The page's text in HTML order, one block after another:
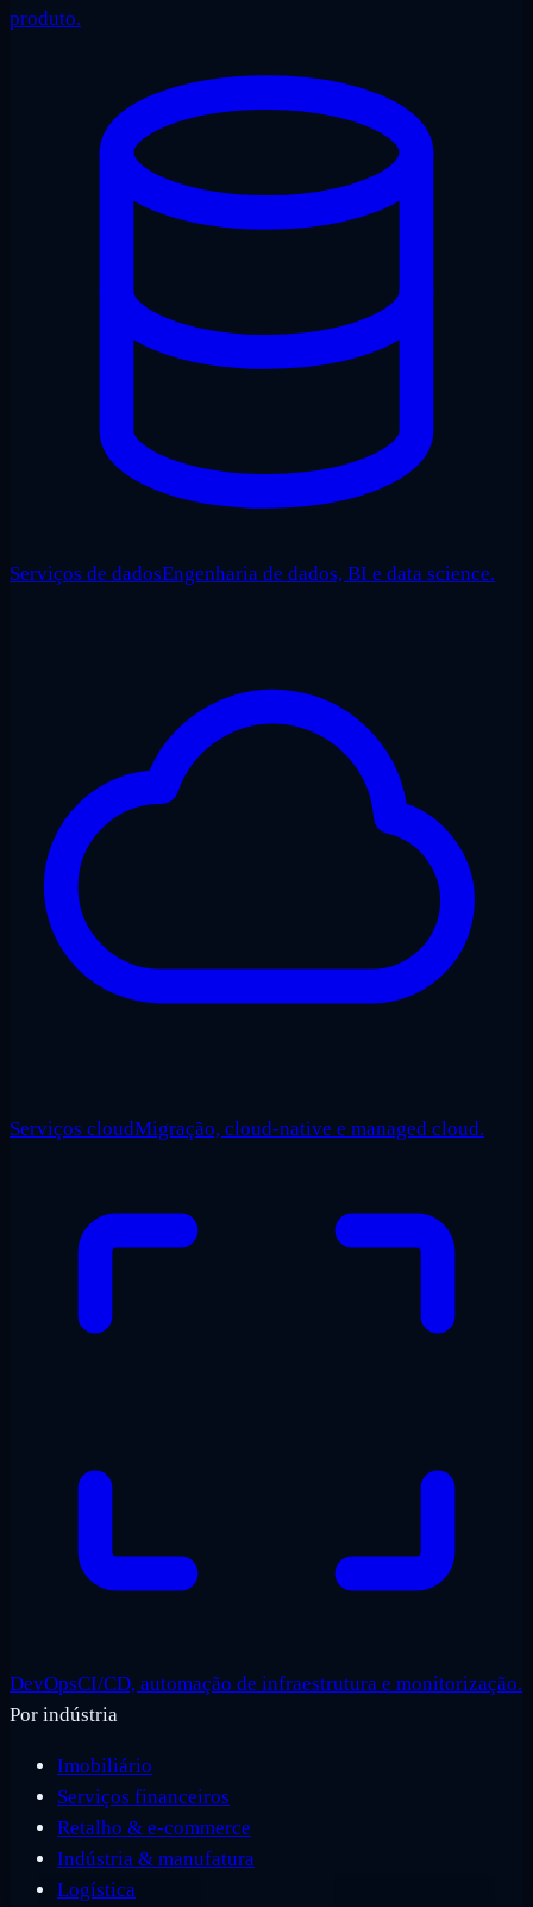
produto.
Serviços de dadosEngenharia de dados, BI e data science.
Serviços cloudMigração, cloud-native e managed cloud.
DevOpsCI/CD, automação de infraestrutura e monitorização.
Por indústria
Imobiliário
Serviços financeiros
Retalho & e-commerce
Indústria & manufatura
Logística